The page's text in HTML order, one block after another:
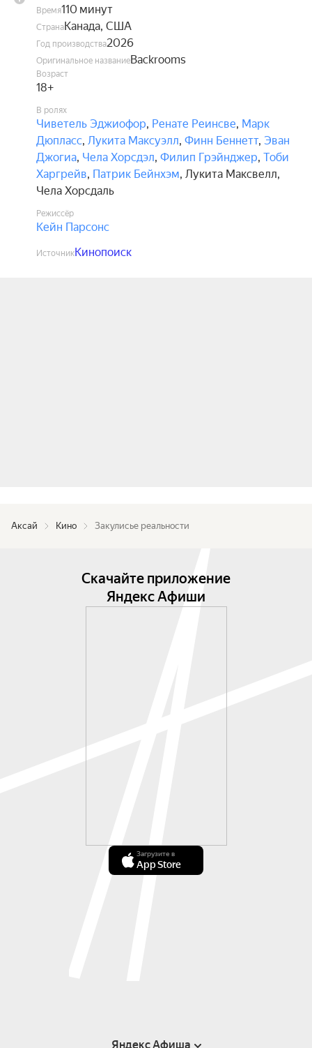
Время110 минут
СтранаКанада, США
Год производства2026
Оригинальное названиеBackrooms
Возраст
18+
В ролях
Чиветель Эджиофор, Ренате Реинсве, Марк
Дюпласс, Лукита Максуэлл, Финн Беннетт, Эван
Джогиа, Чела Хорсдэл, Филип Грэйнджер, Тоби
Харгрейв, Патрик Бейнхэм, Лукита Максвелл,
Чела Хорсдаль
Режиссёр
Кейн Парсонс
ИсточникКинопоиск
Аксай Кино Закулисье реальности
Скачайте приложение
Яндекс Афиши
Загрузите в
App Store
Яндекс Афиша